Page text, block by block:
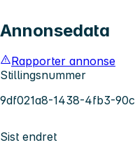
Annonsedata
Rapporter annonse
Stillingsnummer
9df021a8-1438-4fb3-
Sist endret